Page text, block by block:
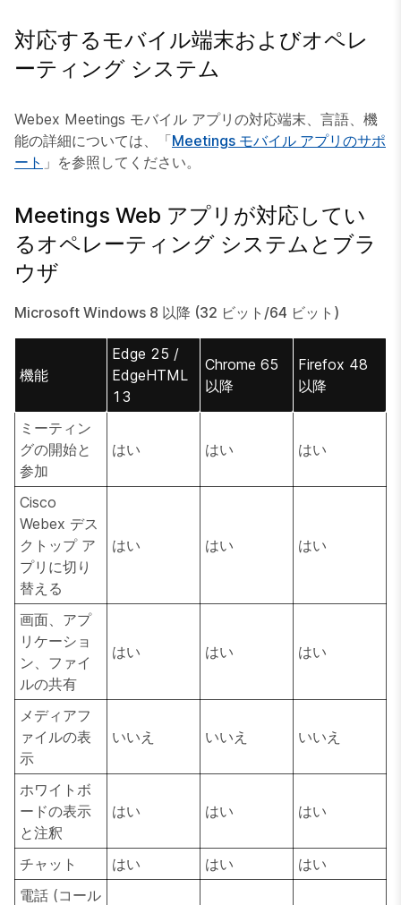
対応するモバイル端末およびオペレ
ーティング システム
Webex Meetings モバイル アプリの対応端末、言語、機
能の詳細については、「Meetings モバイル アプリのサポ
ート 」を参照してください。
Meetings Web アプリが対応してい
るオペレーティング システムとブラ
ウザ
Microsoft Windows 8 以降 (32 ビット/64 ビット)
機能
Edge 25 /
EdgeHTML
13
Chrome 65
以降
Firefox 48
以降
ミーティン
グの開始と
参加
はい はい はい
Cisco
Webex デス
クトップ ア
プリに切り
替える
はい はい はい
画面、アプ
リケーショ
ン、ファイ
ルの共有
はい はい はい
メディアフ
ァイルの表
示
いいえ いいえ いいえ
ホワイトボ
ードの表示
と注釈
はい はい はい
チャット はい はい
はい
電話 (コール